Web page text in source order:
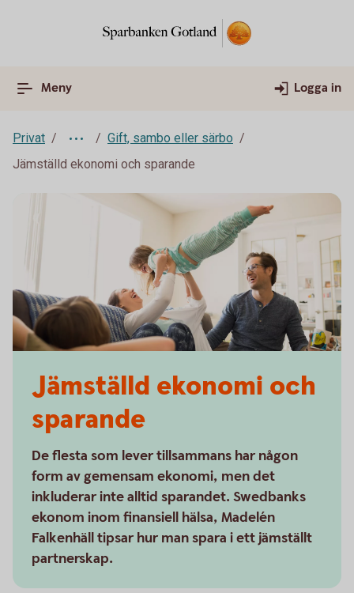
Meny Logga in
Privat
Gift, sambo eller särbo
Jämställd ekonomi och sparande
Jämställd ekonomi och
sparande
De flesta som lever tillsammans har någon
form av gemensam ekonomi, men det
inkluderar inte alltid sparandet. Swedbanks
ekonom inom finansiell hälsa, Madelén
Falkenhäll tipsar hur man spara i ett jämställt
partnerskap.